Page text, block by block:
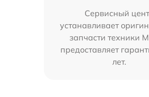
Сервисный
устанавливает
запчасти техники
предоставляет
лет.